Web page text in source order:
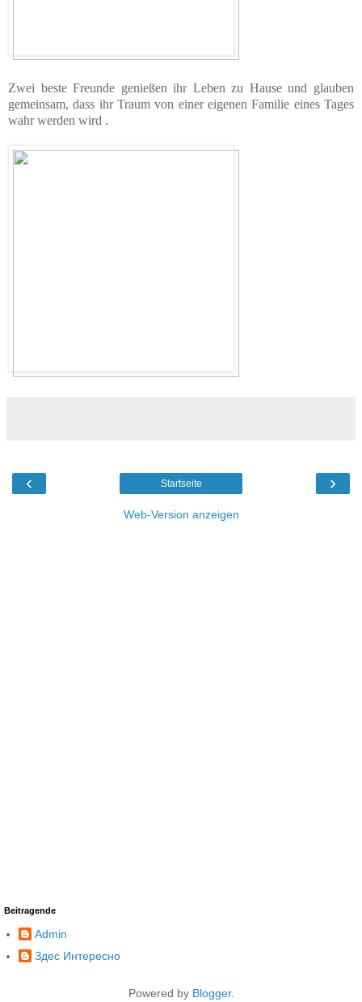
Zwei beste Freunde genießen ihr Leben zu Hause und glauben
gemeinsam, dass ihr Traum von einer eigenen Familie eines Tages
wahr werden wird .
‹ ›
Startseite
Web-Version anzeigen
Beitragende
Admin
Здес Интересно
Powered by Blogger.